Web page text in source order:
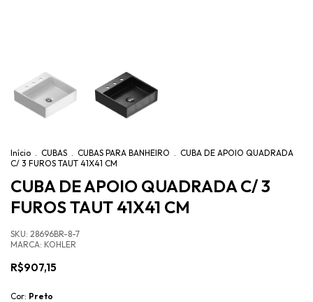
Início . CUBAS . CUBAS PARA BANHEIRO . CUBA DE APOIO QUADRADA
C/ 3 FUROS TAUT 41X41 CM
CUBA DE APOIO QUADRADA C/ 3
FUROS TAUT 41X41 CM
SKU: 28696BR-8-7
MARCA: KOHLER
R$907,15
Cor: Preto